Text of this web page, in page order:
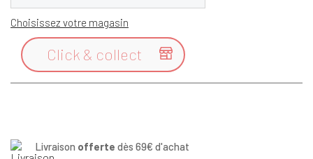
Choisissez votre magasin

Click & collect
Livraison offerte dès 69€ d'achat